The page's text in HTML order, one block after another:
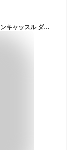
バンダイ わんだふるぷりきゅあ! ダイヤモンドリボンキャッスル ダイヤモンドリボンキヤツスル [ダイヤモンドリボンキヤツスル]